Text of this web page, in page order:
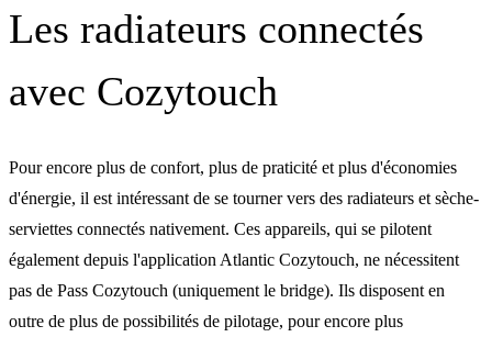
Les radiateurs connectés
avec Cozytouch
Pour encore plus de confort, plus de praticité et plus d'économies
d'énergie, il est intéressant de se tourner vers des radiateurs et sèche-
serviettes connectés nativement. Ces appareils, qui se pilotent
également depuis l'application Atlantic Cozytouch, ne nécessitent
pas de Pass Cozytouch (uniquement le bridge). Ils disposent en
outre de plus de possibilités de pilotage, pour encore plus